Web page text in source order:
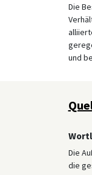
Die
und
Die
die